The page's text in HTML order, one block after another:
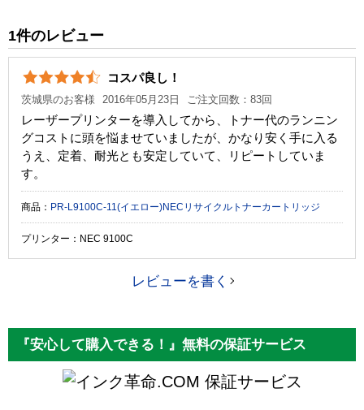
カラー ブラック
ICチップ あり
製品タイプ リサイクルトナー
1件のレビュー
コスパ良し！
茨城県のお客様 2016年05月23日 ご注文回数：83回
レーザープリンターを導入してから、トナー代のランニン
グコストに頭を悩ませていましたが、かなり安く手に入る
うえ、定着、耐光とも安定していて、リピートしていま
す。
商品： PR-L9100C-11(イエロー)NECリサイクルトナーカートリッジ
プリンター：NEC 9100C
レビューを書く
『安心して購入できる！』無料の保証サービス
保証サービス